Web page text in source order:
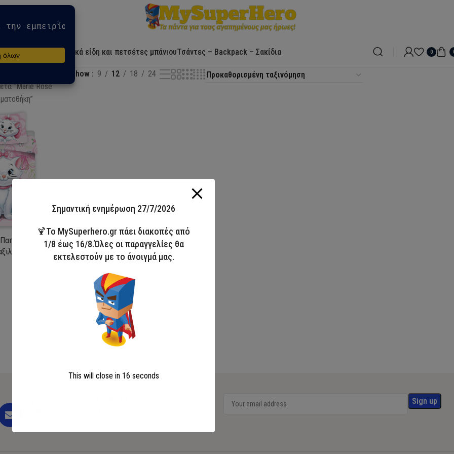
Λευκά είδη και πετσέτες μπάνιουΤσάντες – Backpack – Σακίδια 0
“Marie Rose
Show 9 12 18 24
70×90
Σημαντική ενημέρωση 27/7/2026
🍹Το MySuperhero.gr πάει διακοπές από
1/8 έως 16/8.Όλες οι παραγγελίες θα
εκτελεστούν με το άνοιγμά μας.
This will close in 16 seconds